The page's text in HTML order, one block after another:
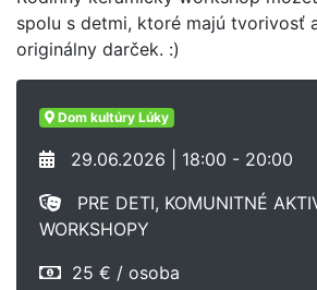
spolu s detmi, ktoré majú tvorivosť
originálny darček. :)
Dom kultúry Lúky
29.06.2026 | 18:00 - 20:00
PRE DETI, KOMUNITNÉ
WORKSHOPY
25 € / osoba